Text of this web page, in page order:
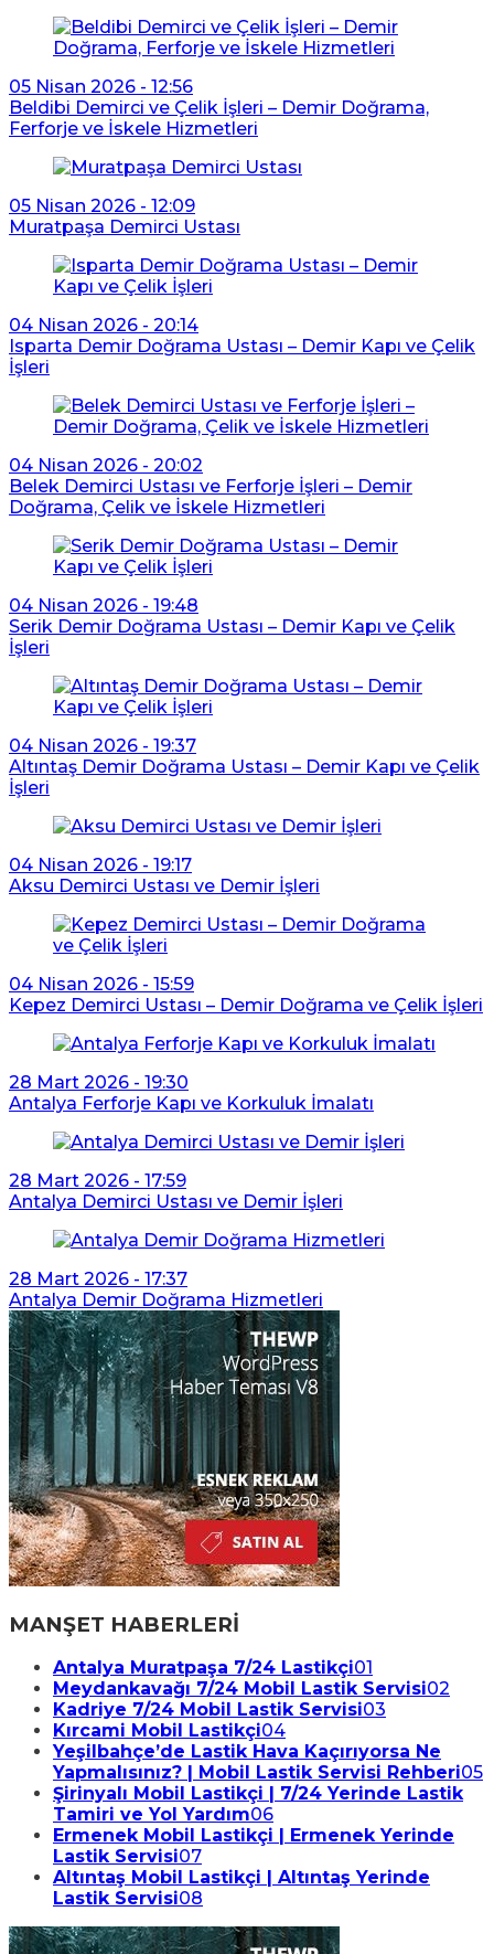
05 Nisan 2026 - 12:56
Beldibi Demirci ve Çelik İşleri – Demir Doğrama,
Ferforje ve İskele Hizmetleri
05 Nisan 2026 - 12:09
Muratpaşa Demirci Ustası
04 Nisan 2026 - 20:14
Isparta Demir Doğrama Ustası – Demir Kapı ve Çelik
İşleri
04 Nisan 2026 - 20:02
Belek Demirci Ustası ve Ferforje İşleri – Demir
Doğrama, Çelik ve İskele Hizmetleri
04 Nisan 2026 - 19:48
Serik Demir Doğrama Ustası – Demir Kapı ve Çelik
İşleri
04 Nisan 2026 - 19:37
Altıntaş Demir Doğrama Ustası – Demir Kapı ve Çelik
İşleri
04 Nisan 2026 - 19:17
Aksu Demirci Ustası ve Demir İşleri
04 Nisan 2026 - 15:59
Kepez Demirci Ustası – Demir Doğrama ve Çelik İşleri
28 Mart 2026 - 19:30
Antalya Ferforje Kapı ve Korkuluk İmalatı
28 Mart 2026 - 17:59
Antalya Demirci Ustası ve Demir İşleri
28 Mart 2026 - 17:37
Antalya Demir Doğrama Hizmetleri
MANŞET HABERLERİ
Antalya Muratpaşa 7/24 Lastikçi01
Meydankavağı 7/24 Mobil Lastik Servisi02
Kadriye 7/24 Mobil Lastik Servisi03
Kırcami Mobil Lastikçi04
Yeşilbahçe’de Lastik Hava Kaçırıyorsa Ne
Yapmalısınız? | Mobil Lastik Servisi Rehberi05
Şirinyalı Mobil Lastikçi | 7/24 Yerinde Lastik
Tamiri ve Yol Yardım06
Ermenek Mobil Lastikçi | Ermenek Yerinde
Lastik Servisi07
Altıntaş Mobil Lastikçi | Altıntaş Yerinde
Lastik Servisi08